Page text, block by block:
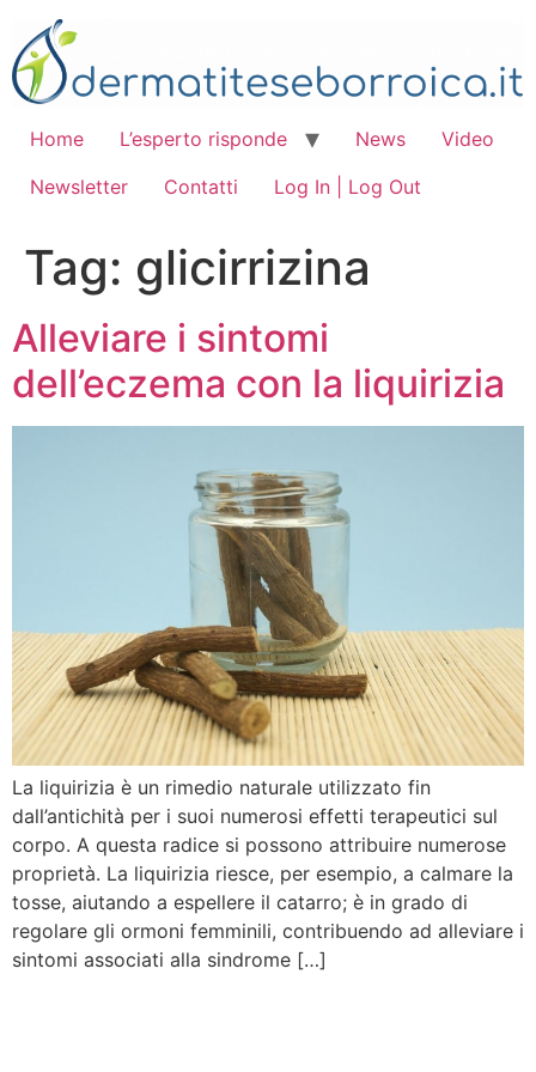
contenuto
Home L’esperto risponde News
Video
Newsletter
Contatti Log In | Log Out
Tag: glicirrizina
Alleviare i sintomi
dell’eczema con la liquirizia
La liquirizia è un rimedio naturale utilizzato fin
dall’antichità per i suoi numerosi effetti terapeutici sul
corpo. A questa radice si possono attribuire numerose
proprietà. La liquirizia riesce, per esempio, a calmare la
tosse, aiutando a espellere il catarro; è in grado di
regolare gli ormoni femminili, contribuendo ad alleviare i
sintomi associati alla sindrome […]